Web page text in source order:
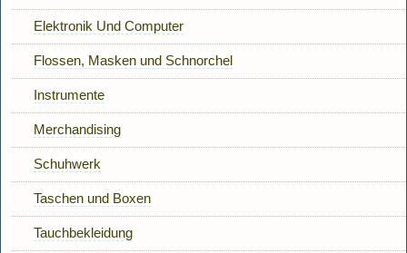
Elektronik Und Computer
Flossen, Masken und Schnorchel
Instrumente
Merchandising
Schuhwerk
Taschen und Boxen
Tauchbekleidung